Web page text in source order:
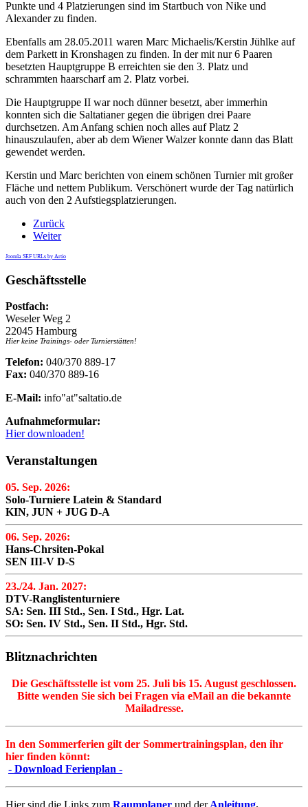
Punkte und 4 Platzierungen sind im Startbuch von Nike und
Alexander zu finden.
Ebenfalls am 28.05.2011 waren Marc Michaelis/Kerstin Jühlke auf
dem Parkett in Kronshagen zu finden. In der mit nur 6 Paaren
besetzten Hauptgruppe B erreichten sie den 3. Platz und
schrammten haarscharf am 2. Platz vorbei.
Die Hauptgruppe II war noch dünner besetzt, aber immerhin
konnten sich die Saltatianer gegen die übrigen drei Paare
durchsetzen. Am Anfang schien noch alles auf Platz 2
hinauszulaufen, aber ab dem Wiener Walzer konnte dann das Blatt
gewendet werden.
Kerstin und Marc berichten von einem schönen Turnier mit großer
Fläche und nettem Publikum. Verschönert wurde der Tag natürlich
auch von den 2 Aufstiegsplatzierungen.
Zurück
Weiter
Joomla SEF URLs by Artio
Geschäftsstelle
Postfach:
Weseler Weg 2
22045 Hamburg
Hier keine Trainings- oder Turnierstätten!
Telefon: 040/370 889-17
Fax: 040/370 889-16
E-Mail: info"at"saltatio.de
Aufnahmeformular:
Hier downloaden!
Veranstaltungen
05. Sep. 2026:
Solo-Turniere Latein & Standard
KIN, JUN + JUG D-A
06. Sep. 2026:
Hans-Chrsiten-Pokal
SEN III-V D-S
23./24. Jan. 2027:
DTV-Ranglistenturniere
SA: Sen. III Std., Sen. I Std., Hgr. Lat.
SO: Sen. IV Std., Sen. II Std., Hgr. Std.
Blitznachrichten
Die Geschäftsstelle ist vom 25. Juli bis 15. August geschlossen.
Bitte wenden Sie sich bei Fragen via eMail an die bekannte
Mailadresse.
In den Sommerferien gilt der Sommertrainingsplan, den ihr
hier finden könnt:
- Download Ferienplan -